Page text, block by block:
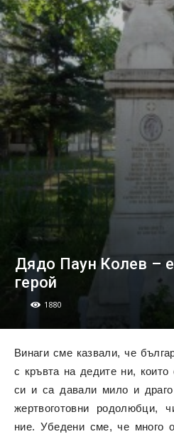
Дядо Паун Колев –
герой
1880
Винаги сме казвали, че
с кръвта на дедите ни, които
си и са давали мило и
жертвоготовни родолюбци,
ние. Убедени сме, че много